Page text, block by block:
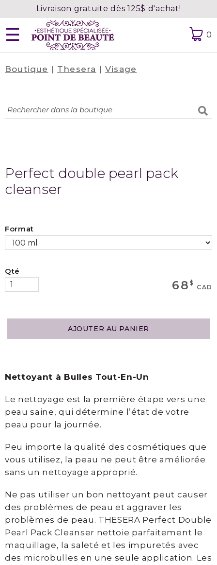
Livraison gratuite dès 125$ d'achat!
☰ 0
Boutique | Thesera |Visage
Perfect double pearl pack
cleanser
Format
Qté
68 $
CAD
AJOUTER AU PANIER
Nettoyant à Bulles Tout-En-Un
Le nettoyage est la première étape vers une
peau saine, qui détermine l’état de votre
peau pour la journée.
Peu importe la qualité des cosmétiques que
vous utilisez, la peau ne peut être améliorée
sans un nettoyage approprié.
Ne pas utiliser un bon nettoyant peut causer
des problèmes de peau et aggraver les
problèmes de peau. THESERA Perfect Double
Pearl Pack Cleanser nettoie parfaitement le
maquillage, la saleté et les impuretés avec
des microbulles en une seule application. Les
Accueil
propos
vous
Confidentialité
MAGASINEZ
Boutique
Termes
Livraison
Mon
SERVICES
laser
Photorajeunissement
et
Laser
fractionné
Maquillage
permanent